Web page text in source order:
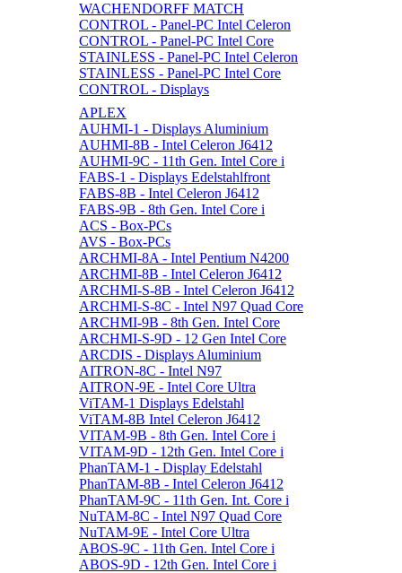
WACHENDORFF MATCH
CONTROL - Panel-PC Intel Celeron
CONTROL - Panel-PC Intel Core
STAINLESS - Panel-PC Intel Celeron
STAINLESS - Panel-PC Intel Core
CONTROL - Displays
APLEX
AUHMI-1 - Displays Aluminium
AUHMI-8B - Intel Celeron J6412
AUHMI-9C - 11th Gen. Intel Core i
FABS-1 - Displays Edelstahlfront
FABS-8B - Intel Celeron J6412
FABS-9B - 8th Gen. Intel Core i
ACS - Box-PCs
AVS - Box-PCs
ARCHMI-8A - Intel Pentium N4200
ARCHMI-8B - Intel Celeron J6412
ARCHMI-S-8B - Intel Celeron J6412
ARCHMI-S-8C - Intel N97 Quad Core
ARCHMI-9B - 8th Gen. Intel Core
ARCHMI-S-9D - 12 Gen Intel Core
ARCDIS - Displays Aluminium
AITRON-8C - Intel N97
AITRON-9E - Intel Core Ultra
ViTAM-1 Displays Edelstahl
ViTAM-8B Intel Celeron J6412
VITAM-9B - 8th Gen. Intel Core i
VITAM-9D - 12th Gen. Intel Core i
PhanTAM-1 - Display Edelstahl
PhanTAM-8B - Intel Celeron J6412
PhanTAM-9C - 11th Gen. Int. Core i
NuTAM-8C - Intel N97 Quad Core
NuTAM-9E - Intel Core Ultra
ABOS-9C - 11th Gen. Intel Core i
ABOS-9D - 12th Gen. Intel Core i